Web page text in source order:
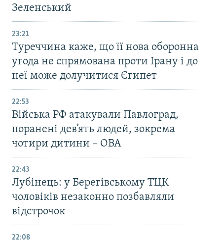
Зеленський
23:21
Туреччина каже, що її нова оборонна
угода не спрямована проти Ірану і до
неї може долучитися Єгипет
22:53
Війська РФ атакували Павлоград,
поранені дев’ять людей, зокрема
чотири дитини – ОВА
22:43
Лубінець: у Берегівському ТЦК
чоловіків незаконно позбавляли
відстрочок
22:08